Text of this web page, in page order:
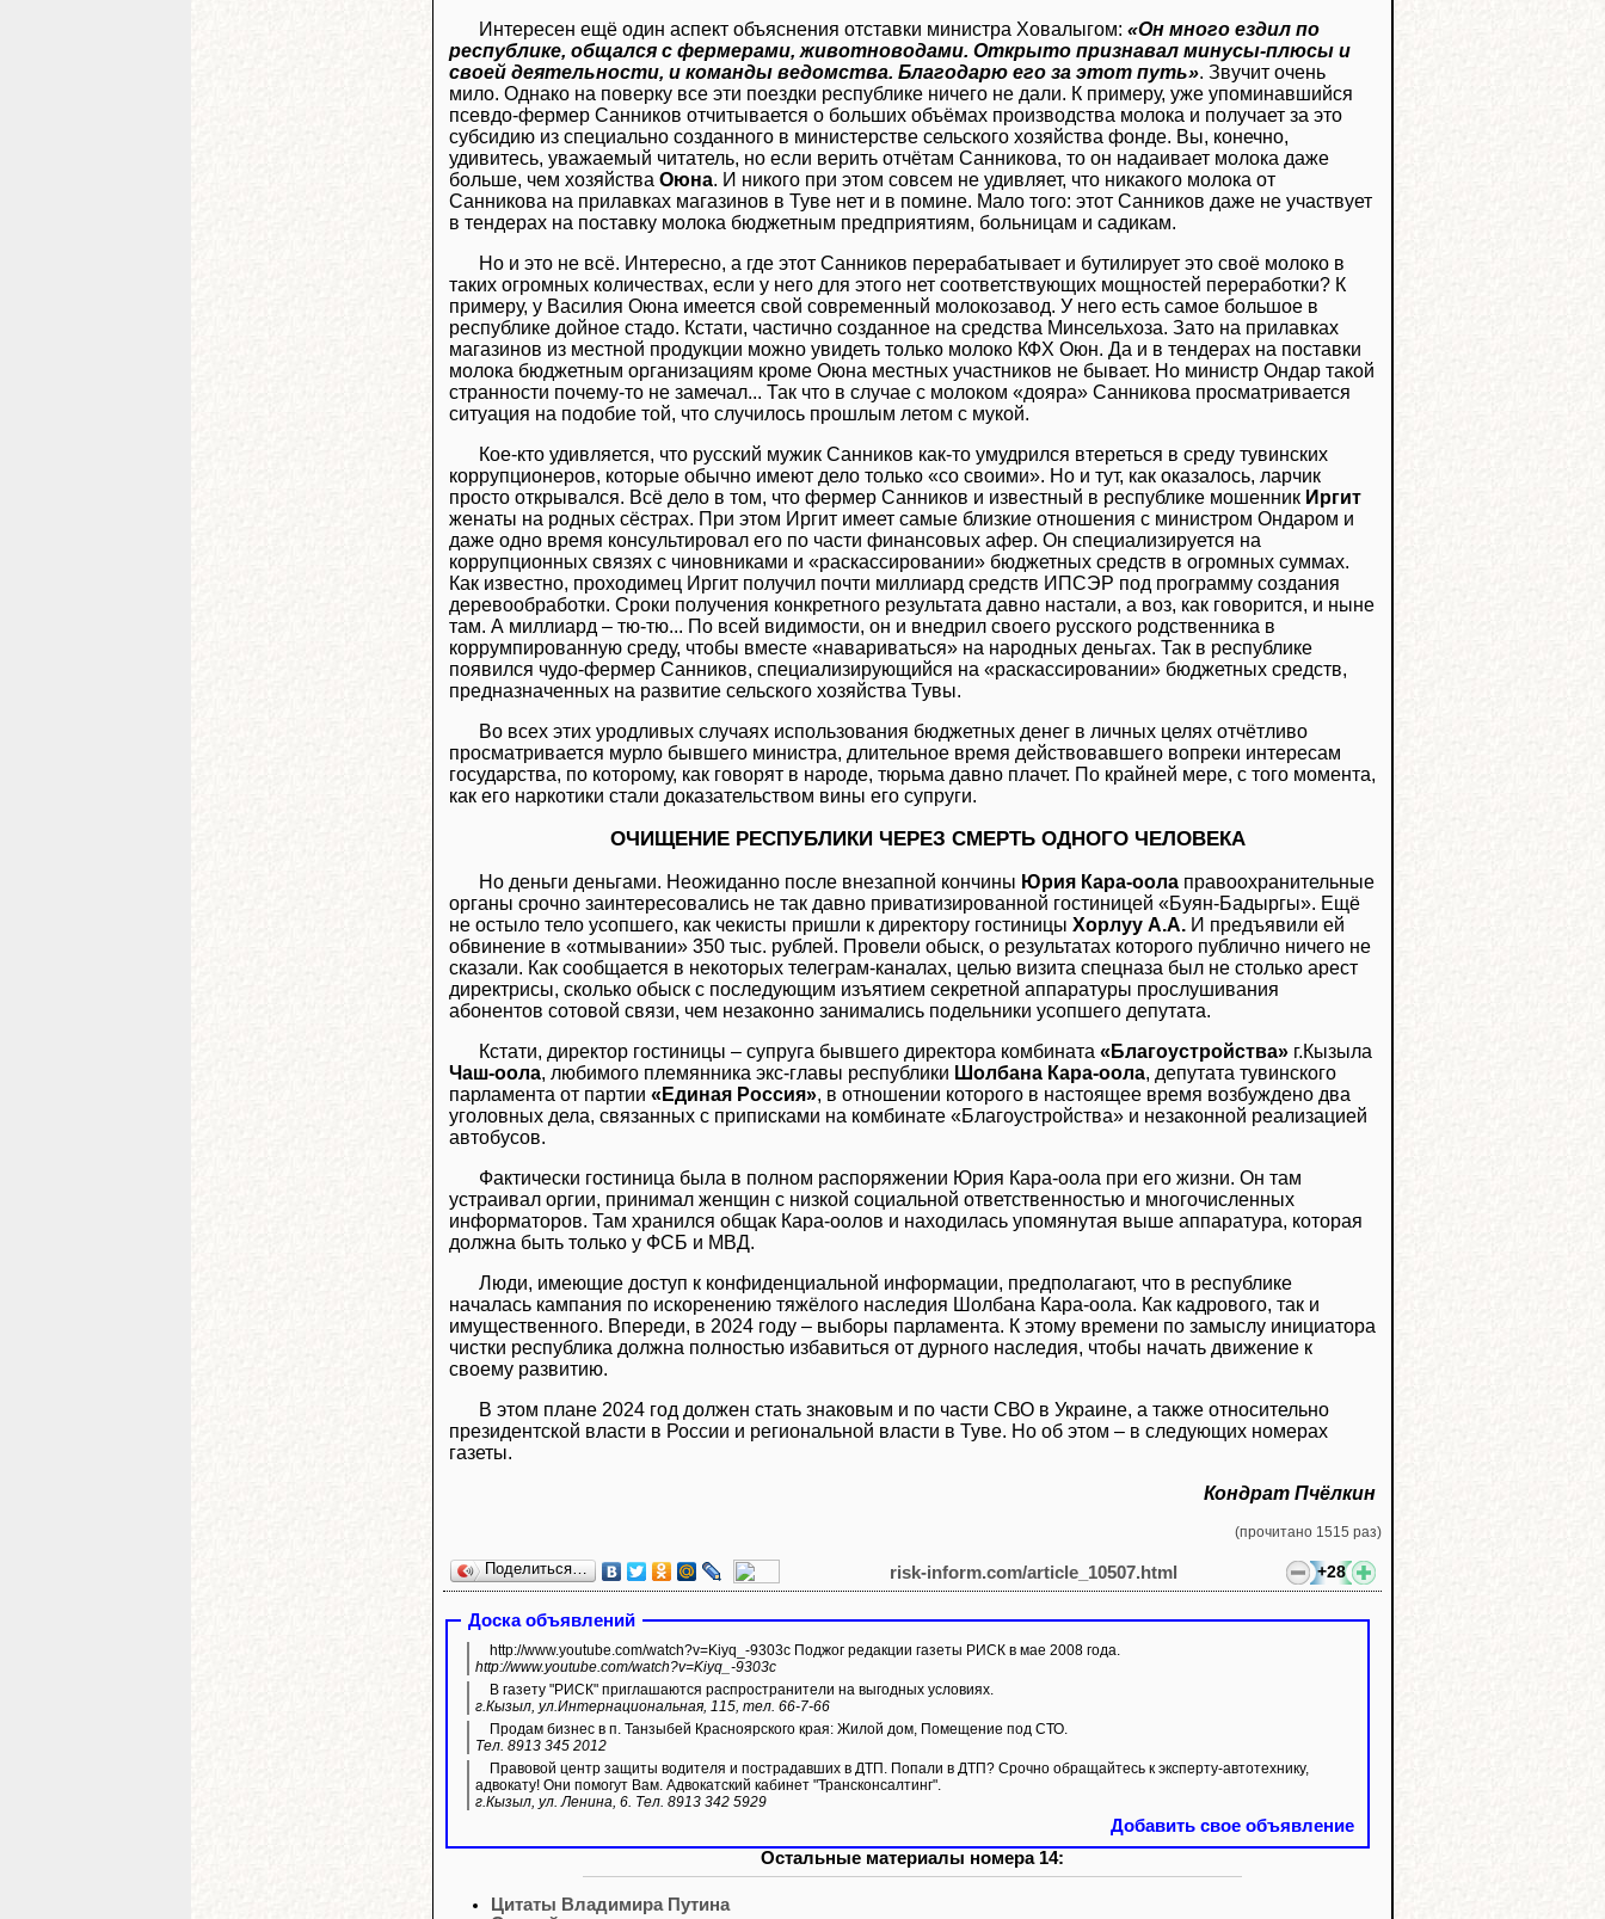
Интересен ещё один аспект объяснения отставки министра Ховалыгом: «Он много ездил по
республике, общался с фермерами, животноводами. Открыто признавал минусы-плюсы и
своей деятельности, и команды ведомства. Благодарю его за этот путь». Звучит очень
мило. Однако на поверку все эти поездки республике ничего не дали. К примеру, уже упоминавшийся
псевдо-фермер Санников отчитывается о больших объёмах производства молока и получает за это
субсидию из специально созданного в министерстве сельского хозяйства фонде. Вы, конечно,
удивитесь, уважаемый читатель, но если верить отчётам Санникова, то он надаивает молока даже
больше, чем хозяйства Оюна. И никого при этом совсем не удивляет, что никакого молока от
Санникова на прилавках магазинов в Туве нет и в помине. Мало того: этот Санников даже не участвует
в тендерах на поставку молока бюджетным предприятиям, больницам и садикам.
Но и это не всё. Интересно, а где этот Санников перерабатывает и бутилирует это своё молоко в
таких огромных количествах, если у него для этого нет соответствующих мощностей переработки? К
примеру, у Василия Оюна имеется свой современный молокозавод. У него есть самое большое в
республике дойное стадо. Кстати, частично созданное на средства Минсельхоза. Зато на прилавках
магазинов из местной продукции можно увидеть только молоко КФХ Оюн. Да и в тендерах на поставки
молока бюджетным организациям кроме Оюна местных участников не бывает. Но министр Ондар такой
странности почему-то не замечал... Так что в случае с молоком «дояра» Санникова просматривается
ситуация на подобие той, что случилось прошлым летом с мукой.
Кое-кто удивляется, что русский мужик Санников как-то умудрился втереться в среду тувинских
коррупционеров, которые обычно имеют дело только «со своими». Но и тут, как оказалось, ларчик
просто открывался. Всё дело в том, что фермер Санников и известный в республике мошенник Иргит
женаты на родных сёстрах. При этом Иргит имеет самые близкие отношения с министром Ондаром и
даже одно время консультировал его по части финансовых афер. Он специализируется на
коррупционных связях с чиновниками и «раскассировании» бюджетных средств в огромных суммах.
Как известно, проходимец Иргит получил почти миллиард средств ИПСЭР под программу создания
деревообработки. Сроки получения конкретного результата давно настали, а воз, как говорится, и ныне
там. А миллиард – тю-тю... По всей видимости, он и внедрил своего русского родственника в
коррумпированную среду, чтобы вместе «навариваться» на народных деньгах. Так в республике
появился чудо-фермер Санников, специализирующийся на «раскассировании» бюджетных средств,
предназначенных на развитие сельского хозяйства Тувы.
Во всех этих уродливых случаях использования бюджетных денег в личных целях отчётливо
просматривается мурло бывшего министра, длительное время действовавшего вопреки интересам
государства, по которому, как говорят в народе, тюрьма давно плачет. По крайней мере, с того момента,
как его наркотики стали доказательством вины его супруги.
ОЧИЩЕНИЕ РЕСПУБЛИКИ ЧЕРЕЗ СМЕРТЬ ОДНОГО ЧЕЛОВЕКА
Но деньги деньгами. Неожиданно после внезапной кончины Юрия Кара-оола правоохранительные
органы срочно заинтересовались не так давно приватизированной гостиницей «Буян-Бадыргы». Ещё
не остыло тело усопшего, как чекисты пришли к директору гостиницы Хорлуу А.А. И предъявили ей
обвинение в «отмывании» 350 тыс. рублей. Провели обыск, о результатах которого публично ничего не
сказали. Как сообщается в некоторых телеграм-каналах, целью визита спецназа был не столько арест
директрисы, сколько обыск с последующим изъятием секретной аппаратуры прослушивания
абонентов сотовой связи, чем незаконно занимались подельники усопшего депутата.
Кстати, директор гостиницы – супруга бывшего директора комбината «Благоустройства» г.Кызыла
Чаш-оола, любимого племянника экс-главы республики Шолбана Кара-оола, депутата тувинского
парламента от партии «Единая Россия», в отношении которого в настоящее время возбуждено два
уголовных дела, связанных с приписками на комбинате «Благоустройства» и незаконной реализацией
автобусов.
Фактически гостиница была в полном распоряжении Юрия Кара-оола при его жизни. Он там
устраивал оргии, принимал женщин с низкой социальной ответственностью и многочисленных
информаторов. Там хранился общак Кара-оолов и находилась упомянутая выше аппаратура, которая
должна быть только у ФСБ и МВД.
Люди, имеющие доступ к конфиденциальной информации, предполагают, что в республике
началась кампания по искоренению тяжёлого наследия Шолбана Кара-оола. Как кадрового, так и
имущественного. Впереди, в 2024 году – выборы парламента. К этому времени по замыслу инициатора
чистки республика должна полностью избавиться от дурного наследия, чтобы начать движение к
своему развитию.
В этом плане 2024 год должен стать знаковым и по части СВО в Украине, а также относительно
президентской власти в России и региональной власти в Туве. Но об этом – в следующих номерах
газеты.
Кондрат Пчёлкин
(прочитано 1515 раз)
Поделиться… +28
risk-inform.com/article_10507.html
Доска объявлений
http://www.youtube.com/watch?v=Kiyq_-9303c Поджог редакции газеты РИСК в мае 2008 года.
http://www.youtube.com/watch?v=Kiyq_-9303c
В газету "РИСК" приглашаются распространители на выгодных условиях.
г.Кызыл, ул.Интернациональная, 115, тел. 66-7-66
Продам бизнес в п. Танзыбей Красноярского края: Жилой дом, Помещение под СТО.
Тел. 8913 345 2012
Правовой центр защиты водителя и пострадавших в ДТП. Попали в ДТП? Срочно обращайтесь к эксперту-автотехнику,
адвокату! Они помогут Вам. Адвокатский кабинет "Трансконсалтинг".
г.Кызыл, ул. Ленина, 6. Тел. 8913 342 5929
Добавить свое объявление
Остальные материалы номера 14:
Цитаты Владимира Путина